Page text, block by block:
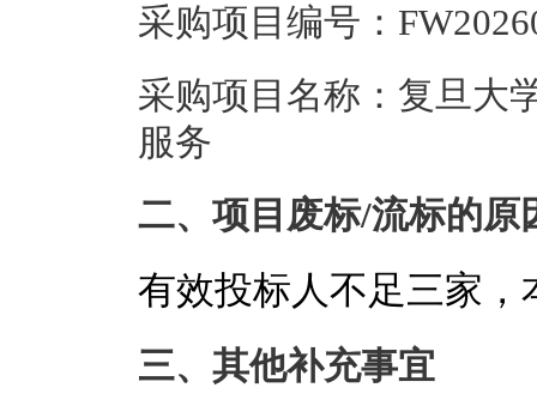
采购项目编号：
采购项目名称：复旦大
服务
二、项目废标/流标的原
有效投标人不足三家，
三、其他补充事宜